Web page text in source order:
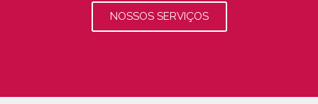
NOSSOS SERVIÇOS